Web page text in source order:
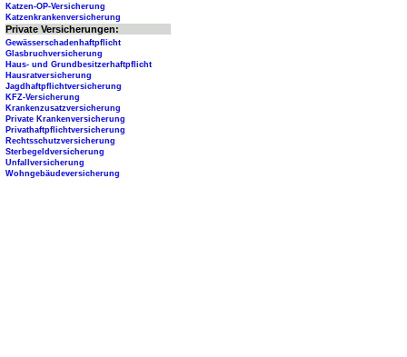
Katzen-OP-Versicherung
Katzenkrankenversicherung
Private Versicherungen:
Gewässerschadenhaftpflicht
Glasbruchversicherung
Haus- und Grundbesitzerhaftpflicht
Hausratversicherung
Jagdhaftpflichtversicherung
KFZ-Versicherung
Krankenzusatzversicherung
Private Krankenversicherung
Privathaftpflichtversicherung
Rechtsschutzversicherung
Sterbegeldversicherung
Unfallversicherung
Wohngebäudeversicherung